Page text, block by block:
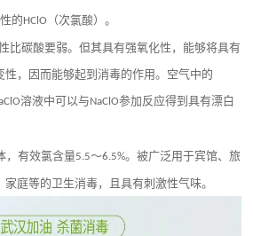
的HClO （次氯酸）。
比碳酸要弱。但其具有强氧化性，能够将具有
，因而能够起到消毒的作用。空气中的
溶液中可以与NaClO参加反应得到具有漂白
，有效氯含量5.5～6.5%。被广泛用于宾馆、旅
庭等的卫生消毒，且具有刺激性气味。